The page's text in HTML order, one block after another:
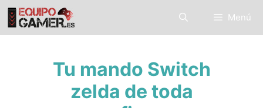
Saltar
contenido
Menú
Tu mando Switch
zelda de toda